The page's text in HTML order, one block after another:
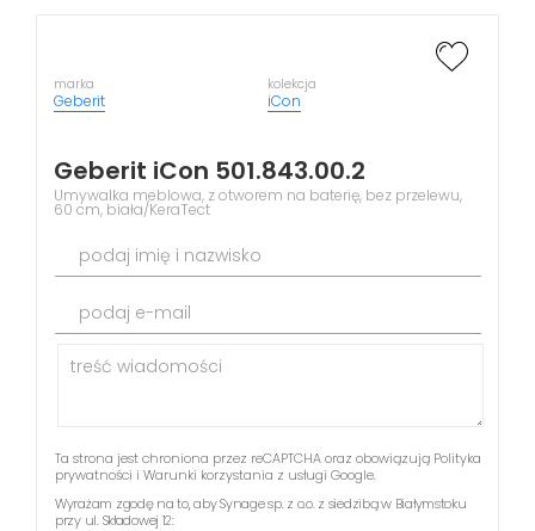
marka
Geberit
kolekcja
iCon
Geberit iCon 501.843.00.2
Umywalka meblowa, z otworem na baterię, bez przelewu,
60 cm, biała/KeraTect
podaj imię i nazwisko
podaj e-mail
Ta strona jest chroniona przez reCAPTCHA oraz obowiązują Polityka
prywatności i Warunki korzystania z usługi Google.
Wyrażam zgodę na to, aby Synage sp. z o.o. z siedzibą w Białymstoku
przy ul. Składowej 12: